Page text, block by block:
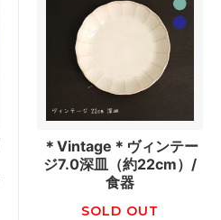
＊Vintage＊ヴィンテー
ジ7.0深皿（約22cm）/
食器
SOLD OUT